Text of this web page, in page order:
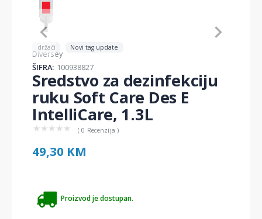
Item
of
1
držači Novi tag update
Diversey
ŠIFRA: 100938827
Sredstvo za dezinfekciju
ruku Soft Care Des E
IntelliCare, 1.3L
★ ★ ★ ★ ★ ( 0 Recenzija )
49,30 KM
Proizvod je dostupan.